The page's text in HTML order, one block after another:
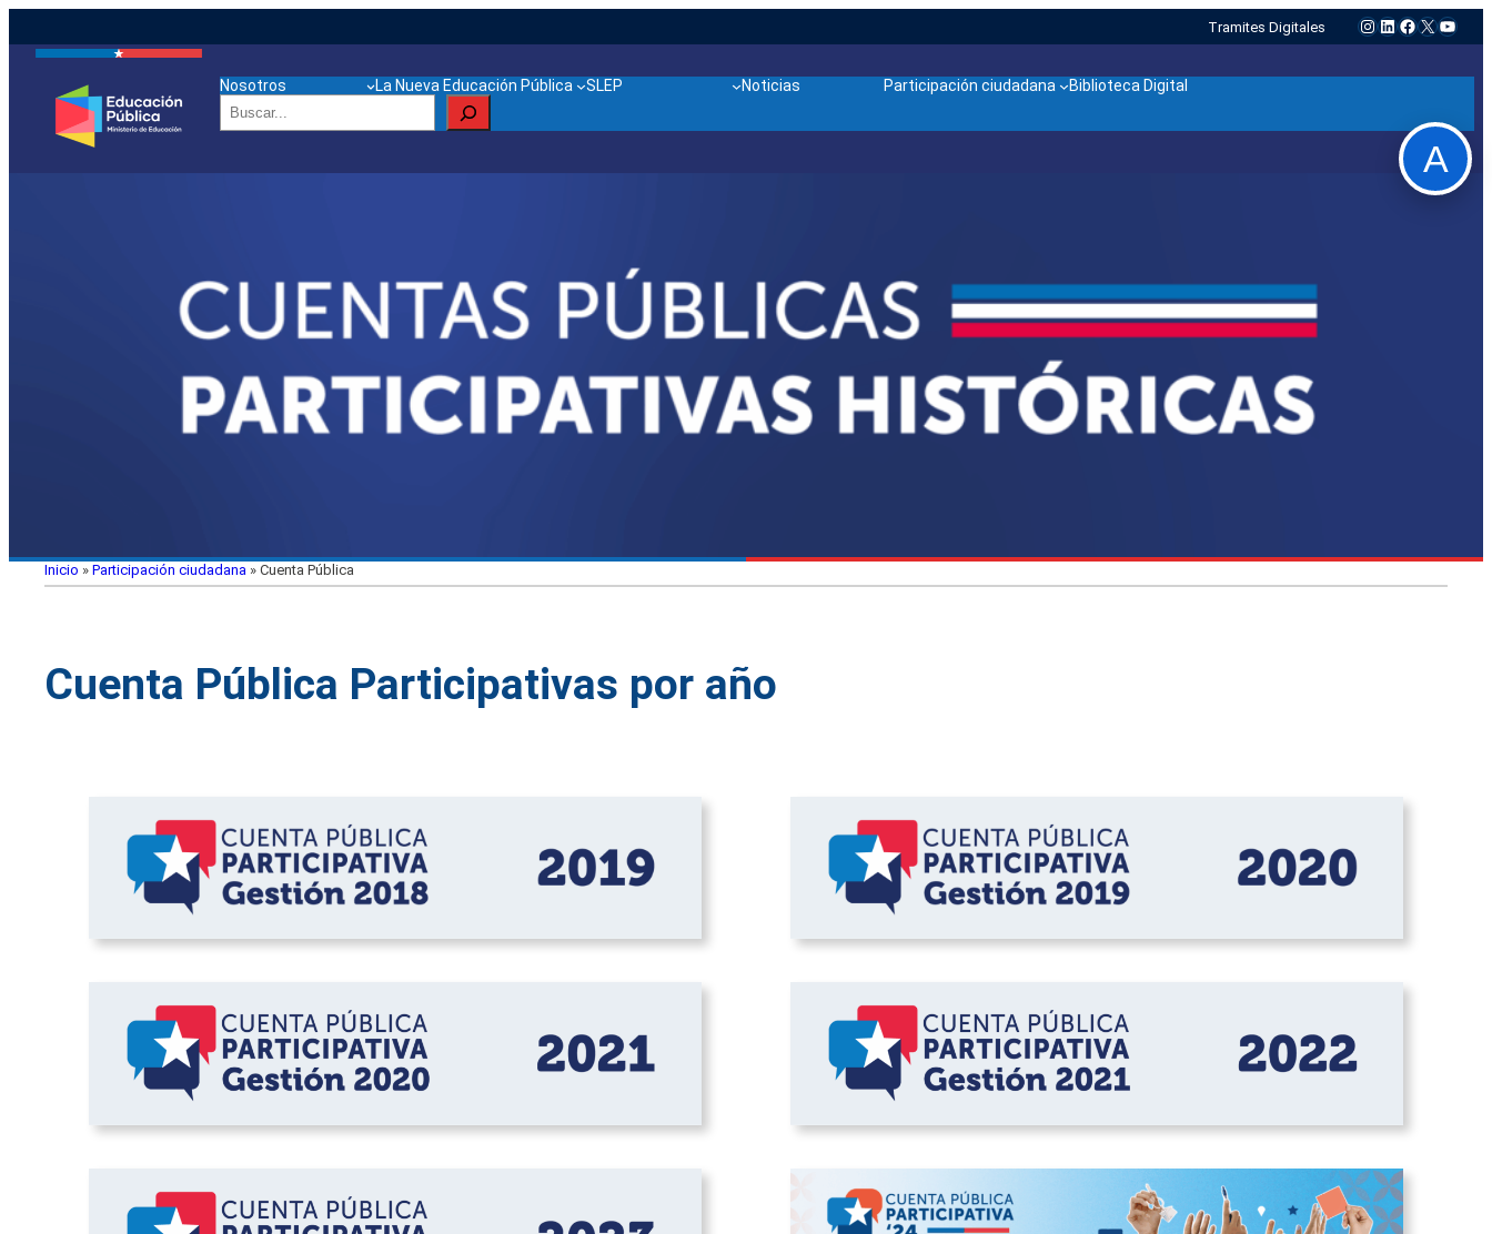
Tramites Digitales Instagram
LinkedIn
Facebook
X
Nosotros La Nueva Educación Pública SLEP Noticias Participación ciudadana
Biblioteca Digital
Buscar
Inicio » Participación ciudadana » Cuenta Pública
Cuenta Pública Participativas por año
A